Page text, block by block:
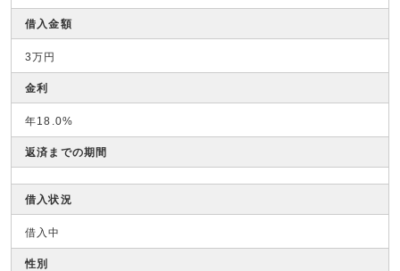
借入金額
3万円
金利
年18.0%
返済までの期間
借入状況
借入中
性別